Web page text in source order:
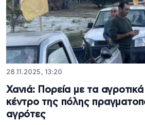
28.11.2025, 13:20
Χανιά: Πορεία με τα
κέντρο της πόλης
αγρότες